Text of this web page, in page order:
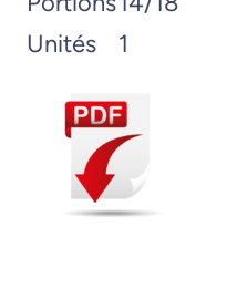
Unités
1